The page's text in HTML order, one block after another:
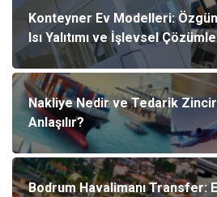
Konteyner Ev Modelleri:
Isı Yalıtımı ve İşlevsel
Nakliye Nedir ve Tedarik
Anlaşılır?
Bodrum Havalimanı Transfer: